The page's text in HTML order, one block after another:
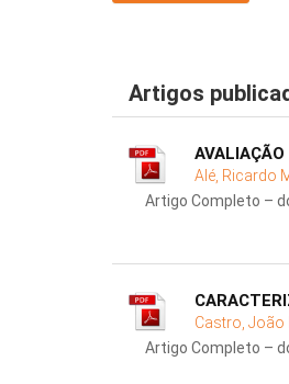
Artigos
Alé, Ricardo
Artigo Completo –
Castro, João
Artigo Completo –